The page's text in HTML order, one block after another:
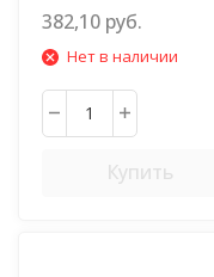
382,10 руб.
Нет в наличии
Купить